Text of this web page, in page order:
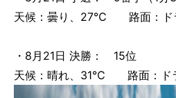
天候：曇り、27℃ 路面：ド
・8月21日 決勝： 15位
天候：晴れ、31℃ 路面：ド